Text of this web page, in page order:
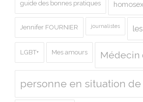
guide des bonnes pratiques
Jennifer FOURNIER journalistes
LGBT+ Mes amours Médecin
personne en situation